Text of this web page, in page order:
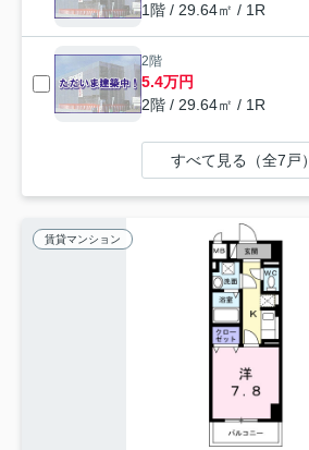
1階 / 29.64㎡ / 1R
2階
5.4万円
2階 / 29.64㎡ / 1R
すべて見る（全7戸）
賃貸マンション